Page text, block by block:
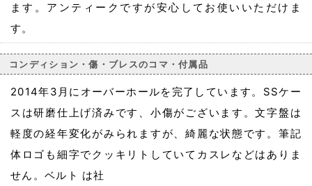
ます。アンティークですが安心してお使いいただけま
す。
コンディション・傷・ブレスのコマ・付属品
2014年3月にオーバーホールを完了しています。SSケー
スは研磨仕上げ済みです、小傷がございます。文字盤は
軽度の経年変化がみられますが、綺麗な状態です。筆記
体ロゴも細字でクッキリトしていてカスレなどはありま
せん。ベルト は社